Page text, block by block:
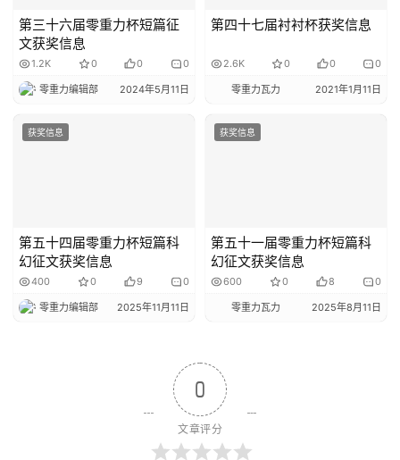
第三十六届零重力杯短篇征
文获奖信息
1.2K 0 0 0
零重力编辑部 2024年5月11日
第四十七届衬衬杯获奖信息
2.6K 0 0 0
零重力瓦力 2021年1月11日
获奖信息
第五十四届零重力杯短篇科
幻征文获奖信息
400 0 9 0
零重力编辑部 2025年11月11日
获奖信息
第五十一届零重力杯短篇科
幻征文获奖信息
600 0 8 0
零重力瓦力 2025年8月11日
0
文章评分